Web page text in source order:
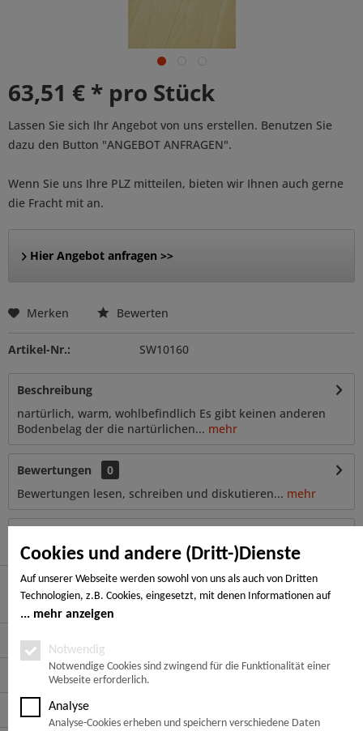
Cookies und andere (Dritt-)Dienste
Auf unserer Webseite werden sowohl von uns als auch von Dritten
Technologien, z.B. Cookies, eingesetzt, mit denen Informationen auf
Ihrem Endgerät gespeichert und/oder von Ihrem Endgerät abgerufen
Notwendige Cookies, Analyse-, Marketing- und Statistik-Cookies. Bei den
notwendigen Cookies handelt es sich um solche, die technisch notwendig
sind, um den von Ihnen gewünschten Dienst bereitzustellen, die übrigen
Cookies werden nur auf Grund einer von Ihnen erteilten Einwilligung
gesetzt. Die Einwilligung ist freiwillig. Personen, die das 16. Lebensjahr
mehr anzeigen
Notwendig
Notwendige Cookies sind zwingend für die Funktionalität einer
Webseite erforderlich.
Analyse
Analyse-Cookies erheben und speichern verschiedene Daten
63,51 € * pro Stück
Lassen Sie sich Ihr Angebot von uns erstellen. Benutzen Sie
dazu den Button "ANGEBOT ANFRAGEN".
Wenn Sie uns Ihre PLZ mitteilen, bieten wir Ihnen auch gerne
die Fracht mit an.
Hier Angebot anfragen >>
Merken Bewerten
Artikel-Nr.: SW10160
Beschreibung
nartürlich, warm, wohlbefindlich Es gibt keinen anderen
Bodenbelag der die nartürlichen... mehr
Bewertungen
0
Bewertungen lesen, schreiben und diskutieren... mehr
Hier finden Sie uns
Service Hotline
Service
Informationen